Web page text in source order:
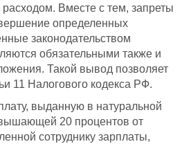
Вместе с тем, запреты
определенных
законодательством
обязательными также и
Такой вывод позволяет
11 Налогового кодекса РФ.
выданную в натуральной
20 процентов от
сотруднику зарплаты,